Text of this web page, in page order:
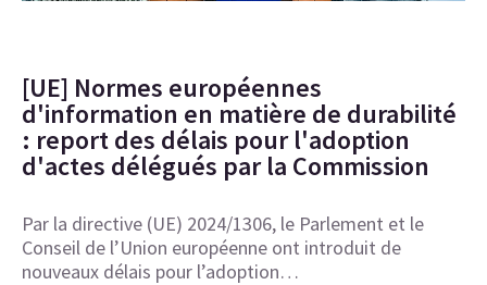
[UE] Normes européennes
d'information en matière de durabilité
: report des délais pour l'adoption
d'actes délégués par la Commission
Par la directive (UE) 2024/1306, le Parlement et le
Conseil de l’Union européenne ont introduit de
nouveaux délais pour l’adoption…